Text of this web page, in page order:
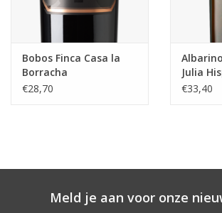
Bobos Finca Casa la
Borracha
Hispano+Suizas
€28,70
Julia
€33,40
Meld je aan voor onze